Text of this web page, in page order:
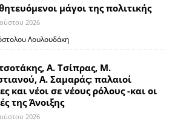
μάγοι της πολιτικής
2026
Λουλουδάκη
Α. Τσίπρας, Μ.
Α. Σαμαράς: παλαιοί
και νέοι σε νέους ρόλους -και οι
της Άνοιξης
2026